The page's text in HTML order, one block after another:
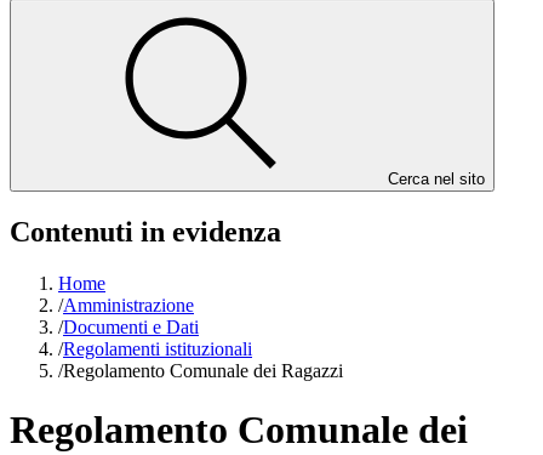
Cerca nel sito
Contenuti in evidenza
Home
/Amministrazione
/Documenti e Dati
/Regolamenti istituzionali
/Regolamento Comunale dei Ragazzi
Regolamento Comunale dei